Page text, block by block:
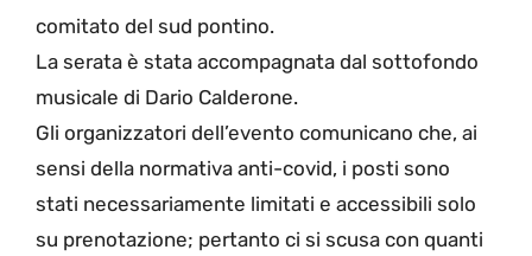
comitato del sud pontino.
La serata è stata accompagnata dal sottofondo
musicale di Dario Calderone.
Gli organizzatori dell’evento comunicano che, ai
sensi della normativa anti-covid, i posti sono
stati necessariamente limitati e accessibili solo
su prenotazione; pertanto ci si scusa con quanti